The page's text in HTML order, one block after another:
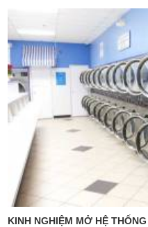
KINH NGHIỆM MỞ HỆ